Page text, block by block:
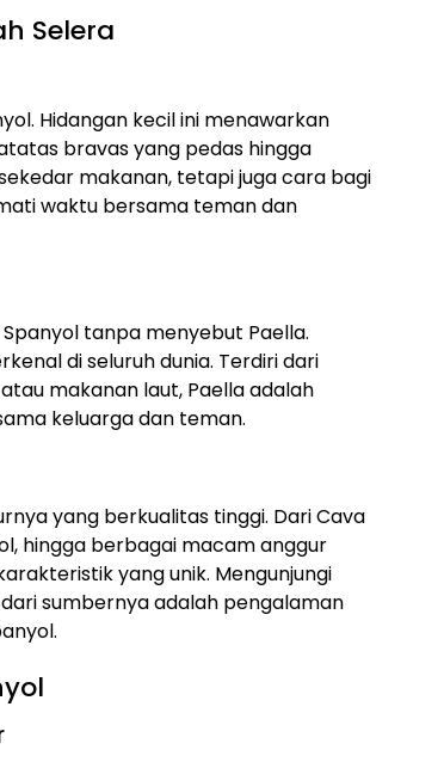
Selera
Hidangan kecil ini menawarkan
bravas yang pedas hingga
makanan, tetapi juga cara bagi
waktu bersama teman dan
tanpa menyebut Paella.
di seluruh dunia. Terdiri dari
makanan laut, Paella adalah
keluarga dan teman.
yang berkualitas tinggi. Dari Cava
hingga berbagai macam anggur
yang unik. Mengunjungi
sumbernya adalah pengalaman